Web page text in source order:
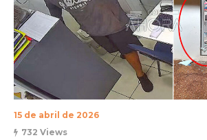
15 de abril de 2026
732 Views